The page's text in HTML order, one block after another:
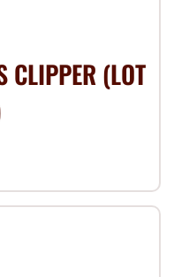
CLIPPER (LOT